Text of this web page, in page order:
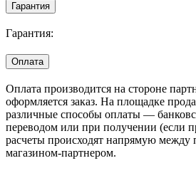
Гарантия
Гарантия:
Оплата
Оплата производится на стороне
оформляется заказ. На площадке
различные способы оплаты —
переводом или при получении (если
расчеты происходят напрямую между
магазином-партнером.